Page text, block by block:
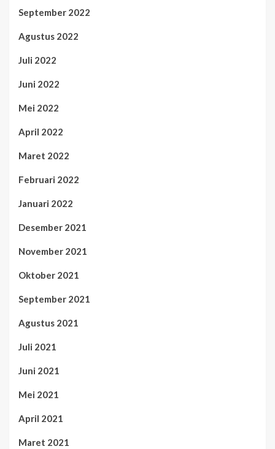
September 2022
Agustus 2022
Juli 2022
Juni 2022
Mei 2022
April 2022
Maret 2022
Februari 2022
Januari 2022
Desember 2021
November 2021
Oktober 2021
September 2021
Agustus 2021
Juli 2021
Juni 2021
Mei 2021
April 2021
Maret 2021